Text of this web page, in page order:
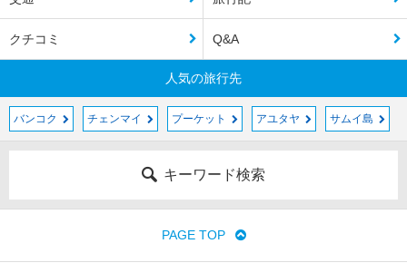
クチコミ Q&A
人気の旅行先
バンコク チェンマイ プーケット アユタヤ サムイ島
キーワード検索
PAGE TOP